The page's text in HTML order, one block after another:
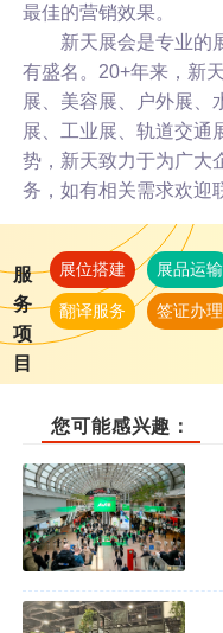
最佳的营销效果。
新天展会是专业的展
有盛名。20+年来，新
展、美容展、户外展、
展、工业展、轨道交通
势，新天致力于为广大
务，如有相关需求欢迎
服
务
项
目
展位搭建 展品运输
翻译服务 签证办理
您可能感兴趣：